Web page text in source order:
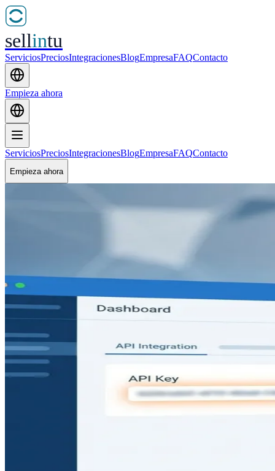
sellintu
ServiciosPreciosIntegracionesBlogEmpresaFAQContacto
Empieza ahora
ServiciosPreciosIntegracionesBlogEmpresaFAQContacto
Empieza ahora